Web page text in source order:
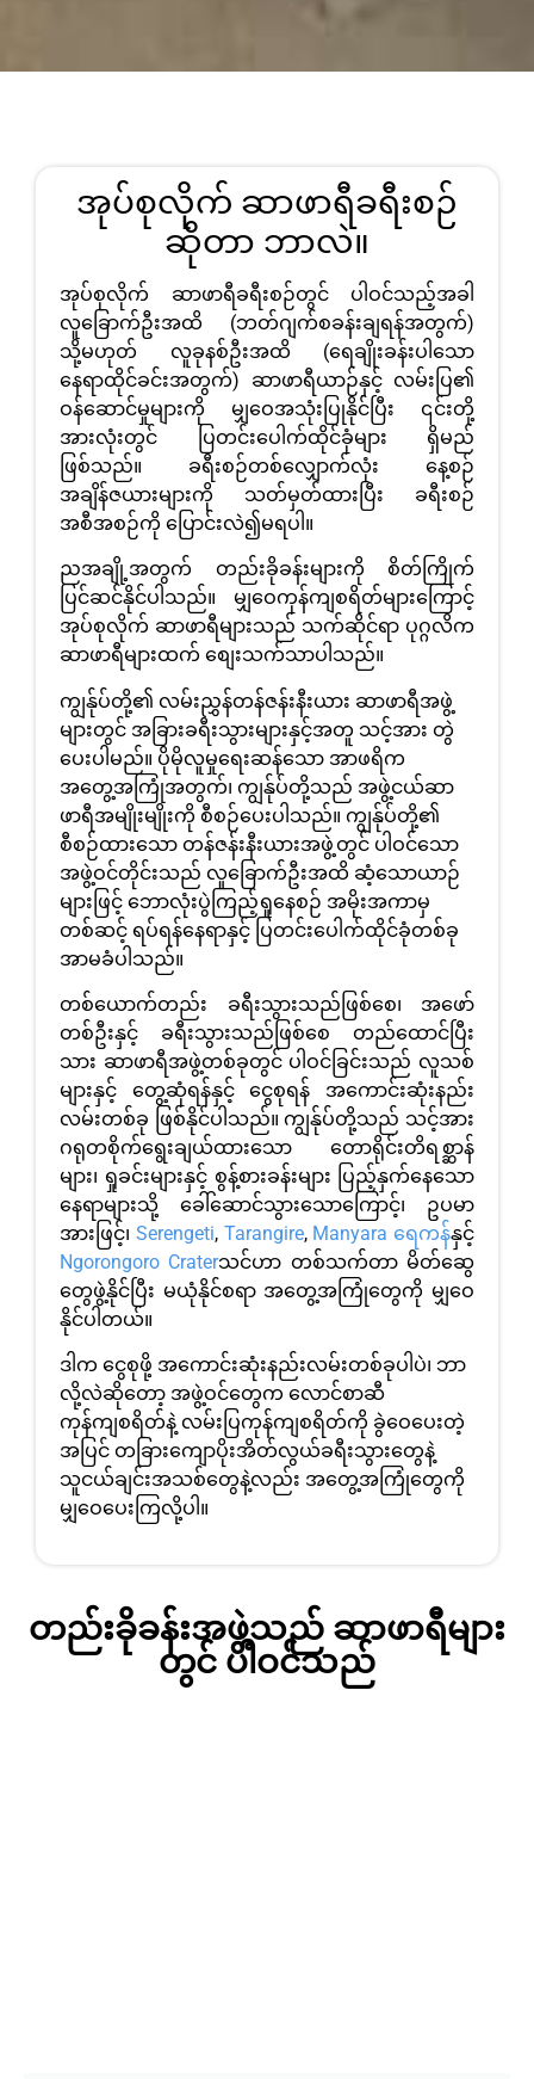
အုပ်စုလိုက် ဆာဖာရီခရီးစဉ်
ဆိုတာ ဘာလဲ။
အုပ်စုလိုက် ဆာဖာရီခရီးစဉ်တွင် ပါဝင်သည့်အခါ
လူခြောက်ဦးအထိ (ဘတ်ဂျက်စခန်းချရန်အတွက်)
သို့မဟုတ် လူခုနစ်ဦးအထိ (ရေချိုးခန်းပါသော
နေရာထိုင်ခင်းအတွက်) ဆာဖာရီယာဉ်နှင့် လမ်းပြ၏
ဝန်ဆောင်မှုများကို မျှဝေအသုံးပြုနိုင်ပြီး ၎င်းတို့
အားလုံးတွင် ပြတင်းပေါက်ထိုင်ခုံများ ရှိမည်
ဖြစ်သည်။ ခရီးစဉ်တစ်လျှောက်လုံး နေ့စဉ်
အချိန်ဇယားများကို သတ်မှတ်ထားပြီး ခရီးစဉ်
အစီအစဉ်ကို ပြောင်းလဲ၍မရပါ။
ညအချို့အတွက် တည်းခိုခန်းများကို စိတ်ကြိုက်
ပြင်ဆင်နိုင်ပါသည်။ မျှဝေကုန်ကျစရိတ်များကြောင့်
အုပ်စုလိုက် ဆာဖာရီများသည် သက်ဆိုင်ရာ ပုဂ္ဂလိက
ဆာဖာရီများထက် စျေးသက်သာပါသည်။
ကျွန်ုပ်တို့၏ လမ်းညွှန်တန်ဇန်းနီးယား ဆာဖာရီအဖွဲ့
များတွင် အခြားခရီးသွားများနှင့်အတူ သင့်အား တွဲ
ပေးပါမည်။ ပိုမိုလူမှုရေးဆန်သော အာဖရိက
အတွေ့အကြုံအတွက်၊ ကျွန်ုပ်တို့သည် အဖွဲ့ငယ်ဆာ
ဖာရီအမျိုးမျိုးကို စီစဉ်ပေးပါသည်။ ကျွန်ုပ်တို့၏
စီစဉ်ထားသော တန်ဇန်းနီးယားအဖွဲ့တွင် ပါဝင်သော
အဖွဲ့ဝင်တိုင်းသည် လူခြောက်ဦးအထိ ဆံ့သောယာဉ်
များဖြင့် ဘောလုံးပွဲကြည့်ရှုနေစဉ် အမိုးအကာမှ
တစ်ဆင့် ရပ်ရန်နေရာနှင့် ပြတင်းပေါက်ထိုင်ခုံတစ်ခု
အာမခံပါသည်။
တစ်ယောက်တည်း ခရီးသွားသည်ဖြစ်စေ၊ အဖော်
တစ်ဦးနှင့် ခရီးသွားသည်ဖြစ်စေ တည်ထောင်ပြီး
သား ဆာဖာရီအဖွဲ့တစ်ခုတွင် ပါဝင်ခြင်းသည် လူသစ်
များနှင့် တွေ့ဆုံရန်နှင့် ငွေစုရန် အကောင်းဆုံးနည်း
လမ်းတစ်ခု ဖြစ်နိုင်ပါသည်။ ကျွန်ုပ်တို့သည် သင့်အား
ဂရုတစိုက်ရွေးချယ်ထားသော တောရိုင်းတိရစ္ဆာန်
များ၊ ရှုခင်းများနှင့် စွန့်စားခန်းများ ပြည့်နှက်နေသော
နေရာများသို့ ခေါ်ဆောင်သွားသောကြောင့်၊ ဥပမာ
အားဖြင့်၊ Serengeti, Tarangire, Manyara ရေကန်နှင့်
Ngorongoro Craterသင်ဟာ တစ်သက်တာ မိတ်ဆွေ
တွေဖွဲ့နိုင်ပြီး မယုံနိုင်စရာ အတွေ့အကြုံတွေကို မျှဝေ
နိုင်ပါတယ်။
ဒါက ငွေစုဖို့ အကောင်းဆုံးနည်းလမ်းတစ်ခုပါပဲ၊ ဘာ
လို့လဲဆိုတော့ အဖွဲ့ဝင်တွေက လောင်စာဆီ
ကုန်ကျစရိတ်နဲ့ လမ်းပြကုန်ကျစရိတ်ကို ခွဲဝေပေးတဲ့
အပြင် တခြားကျောပိုးအိတ်လွယ်ခရီးသွားတွေနဲ့
သူငယ်ချင်းအသစ်တွေနဲ့လည်း အတွေ့အကြုံတွေကို
မျှဝေပေးကြလို့ပါ။
တည်းခိုခန်းအဖွဲ့သည် ဆာဖာရီများ
တွင် ပါဝင်သည်